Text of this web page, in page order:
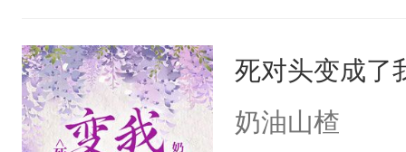
殊的指尖。清
动，这一世
不了情的枷锁
看见不精彩但
原著里两人两
死对头变成了
奶油山楂